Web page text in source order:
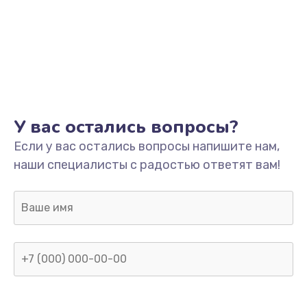
2300 руб.
Заказать
Полный ремонт заварочного блока
У вас остались вопросы?
Если у вас остались вопросы напишите нам,
наши специалисты с радостью ответят вам!